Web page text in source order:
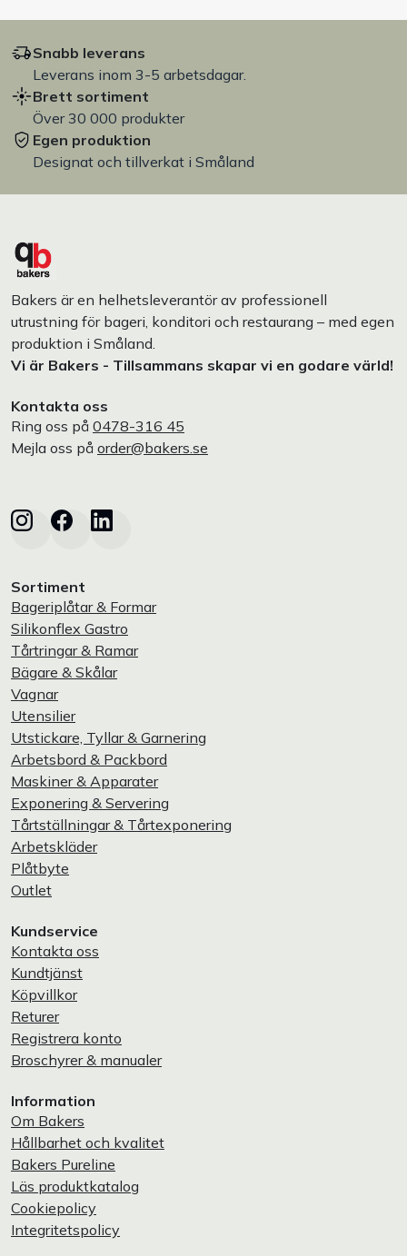
Snabb leverans
Leverans inom 3-5 arbetsdagar.
Brett sortiment
Över 30 000 produkter
Egen produktion
Designat och tillverkat i Småland
Bakers är en helhetsleverantör av professionell
utrustning för bageri, konditori och restaurang – med egen
produktion i Småland.
Vi är Bakers - Tillsammans skapar vi en godare värld!
Kontakta oss
Ring oss på 0478-316 45
Mejla oss på order@bakers.se
Sortiment
Bageriplåtar & Formar
Silikonflex Gastro
Tårtringar & Ramar
Bägare & Skålar
Vagnar
Utensilier
Utstickare, Tyllar & Garnering
Arbetsbord & Packbord
Maskiner & Apparater
Exponering & Servering
Tårtställningar & Tårtexponering
Arbetskläder
Plåtbyte
Outlet
Kundservice
Kontakta oss
Kundtjänst
Köpvillkor
Returer
Registrera konto
Broschyrer & manualer
Information
Om Bakers
Hållbarhet och kvalitet
Bakers Pureline
Läs produktkatalog
Cookiepolicy
Integritetspolicy